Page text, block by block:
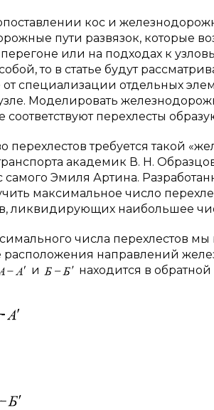
кос и
пути развязок, которые
или на подходах к
то в статье будут
специализации отдельных
Моделировать
соответствуют перехлесты
перехлестов требуется такой
академик В. Н.
самого Эмиля Артина.
максимальное число
ликвидирующих наибольшее
числа перехлестов
направлений
и находится в